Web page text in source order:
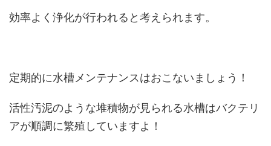
効率よく浄化が行われると考えられます。
定期的に水槽メンテナンスはおこないましょう！
活性汚泥のような堆積物が見られる水槽はバクテリ
アが順調に繁殖していますよ！